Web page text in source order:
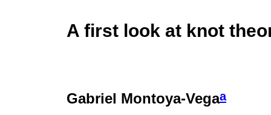
A first look at knot
Gabriel Montoya-Vegaa